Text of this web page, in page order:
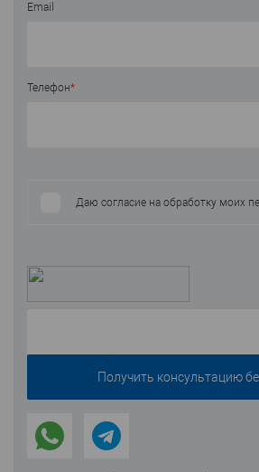
Email
Телефон*
Даю согласие на обработку моих